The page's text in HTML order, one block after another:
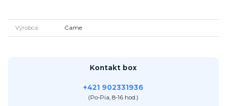
Výrobca Came
Kontakt box
+421 902331936
(Po-Pia, 8-16 hod.)